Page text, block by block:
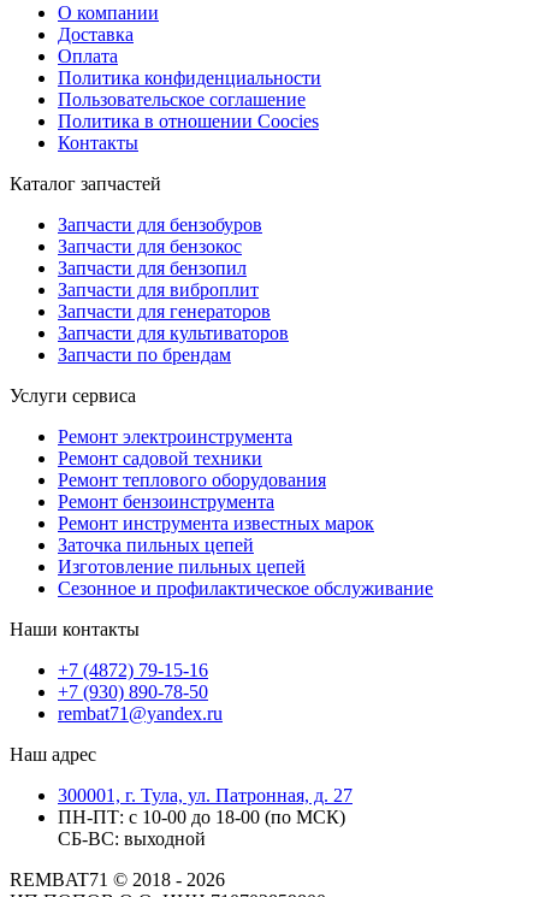
О компании
Доставка
Оплата
Политика конфиденциальности
Пользовательское соглашение
Политика в отношении Coocies
Контакты
Каталог запчастей
Запчасти для бензобуров
Запчасти для бензокос
Запчасти для бензопил
Запчасти для виброплит
Запчасти для генераторов
Запчасти для культиваторов
Запчасти по брендам
Услуги сервиса
Ремонт электроинструмента
Ремонт садовой техники
Ремонт теплового оборудования
Ремонт бензоинструмента
Ремонт инструмента известных марок
Заточка пильных цепей
Изготовление пильных цепей
Сезонное и профилактическое обслуживание
Наши контакты
+7 (4872) 79-15-16
+7 (930) 890-78-50
rembat71@yandex.ru
Наш адрес
300001, г. Тула, ул. Патронная, д. 27
ПН-ПТ: с 10-00 до 18-00 (по МСК)
СБ-ВС: выходной
REMBAT71 © 2018 - 2026